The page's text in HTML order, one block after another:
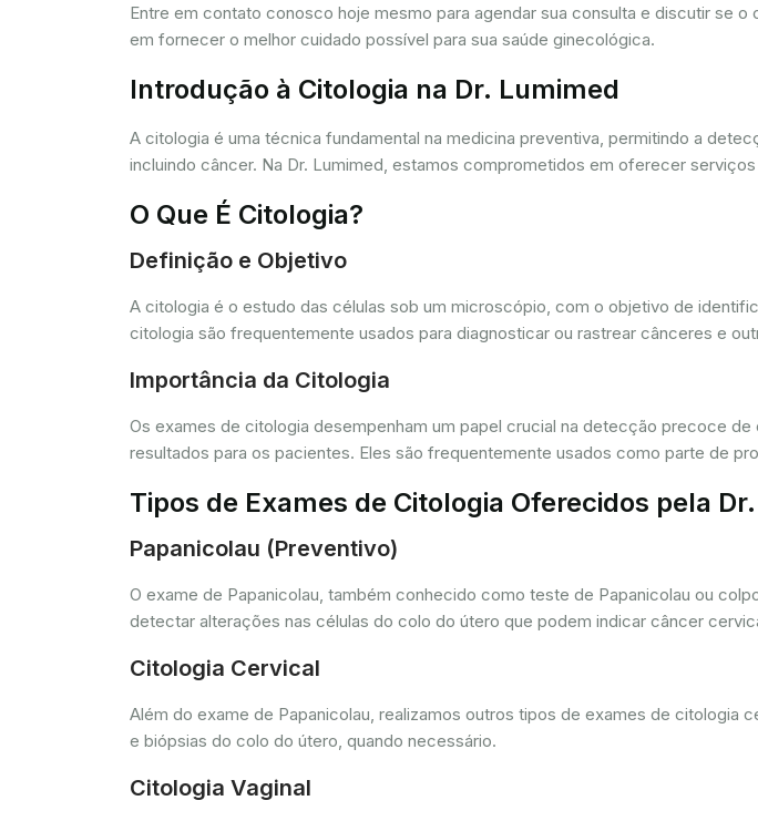
Entre em contato conosco hoje mesmo para agendar sua consulta e discutir se
em fornecer o melhor cuidado possível para sua saúde ginecológica.
Introdução à Citologia na Dr. Lumimed
A citologia é uma técnica fundamental na medicina preventiva, permitindo a
incluindo câncer. Na Dr. Lumimed, estamos comprometidos em oferecer
O Que É Citologia?
Definição e Objetivo
A citologia é o estudo das células sob um microscópio, com o objetivo de
citologia são frequentemente usados para diagnosticar ou rastrear cânceres e
Importância da Citologia
Os exames de citologia desempenham um papel crucial na detecção precoce
resultados para os pacientes. Eles são frequentemente usados como parte de
Tipos de Exames de Citologia Oferecidos pela
Papanicolau (Preventivo)
O exame de Papanicolau, também conhecido como teste de Papanicolau ou
detectar alterações nas células do colo do útero que podem indicar câncer
Citologia Cervical
Além do exame de Papanicolau, realizamos outros tipos de exames de
e biópsias do colo do útero, quando necessário.
Citologia Vaginal